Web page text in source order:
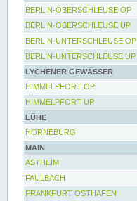
BERLIN-OBERSCHLEUSE OP
BERLIN-OBERSCHLEUSE UP
BERLIN-UNTERSCHLEUSE OP
BERLIN-UNTERSCHLEUSE UP
LYCHENER GEWÄSSER
HIMMELPFORT OP
HIMMELPFORT UP
LÜHE
HORNEBURG
MAIN
ASTHEIM
FAULBACH
FRANKFURT OSTHAFEN